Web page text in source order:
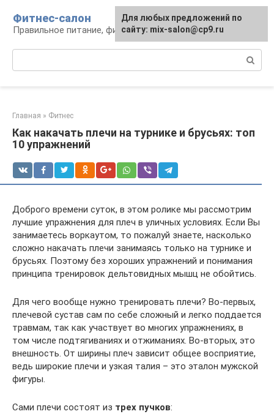
контенту
Фитнес-салон
Правильное питание, фитнес, образ жизни
Главная » Фитнес
Как накачать плечи на турнике и брусьях: топ
10 упражнений
Доброго времени суток, в этом ролике мы рассмотрим
лучшие упражнения для плеч в уличных условиях. Если Вы
занимаетесь воркаутом, то пожалуй знаете, насколько
сложно накачать плечи занимаясь только на турнике и
брусьях. Поэтому без хороших упражнений и понимания
принципа тренировок дельтовидных мышц не обойтись.
Для чего вообще нужно тренировать плечи? Во-первых,
плечевой сустав сам по себе сложный и легко поддается
травмам, так как участвует во многих упражнениях, в
том числе подтягиваниях и отжиманиях. Во-вторых, это
внешность. От ширины плеч зависит общее восприятие,
ведь широкие плечи и узкая талия – это эталон мужской
фигуры.
Сами плечи состоят из трех пучков:
Для любых предложений по
сайту: mix-salon@cp9.ru